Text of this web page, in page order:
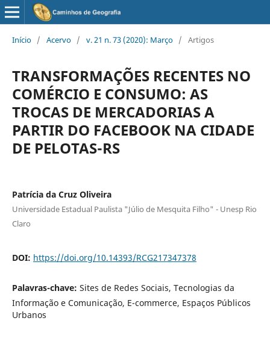
Início / Acervo / v. 21 n. 73 (2020): Março / Artigos
TRANSFORMAÇÕES RECENTES NO
COMÉRCIO E CONSUMO: AS
TROCAS DE MERCADORIAS A
PARTIR DO FACEBOOK NA CIDADE
DE PELOTAS-RS
Patrícia da Cruz Oliveira
Universidade Estadual Paulista "Júlio de Mesquita Filho" - Unesp Rio
Claro
DOI: https://doi.org/10.14393/RCG217347378
Palavras-chave: Sites de Redes Sociais, Tecnologias da
Informação e Comunicação, E-commerce, Espaços Públicos
Urbanos